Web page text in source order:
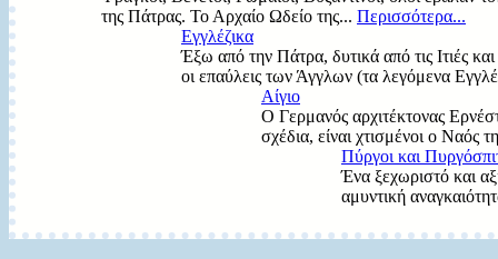
της Πάτρας. Το Αρχαίο Ωδείο της... Περισσότερα...
Εγγλέζικα
Έξω από την Πάτρα, δυτικά από τις Ιτιές
οι επαύλεις των Άγγλων (τα λεγόμενα
Αίγιο
Ο Γερμανός αρχιτέκτονας
σχέδια, είναι χτισμένοι ο Ναός
Πύργοι και
Ένα ξεχωριστό και
αμυντική